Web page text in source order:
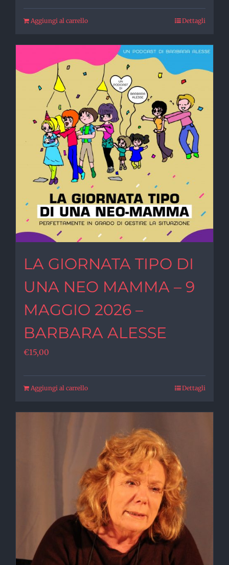
Aggiungi al carrello Dettagli
LA GIORNATA TIPO DI
UNA NEO MAMMA – 9
MAGGIO 2026 –
BARBARA ALESSE
€15,00
Aggiungi al carrello Dettagli